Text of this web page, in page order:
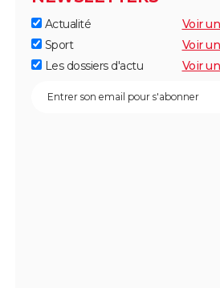
Actualité
Voir
Sport
Voir
Les dossiers d'actu
Voir